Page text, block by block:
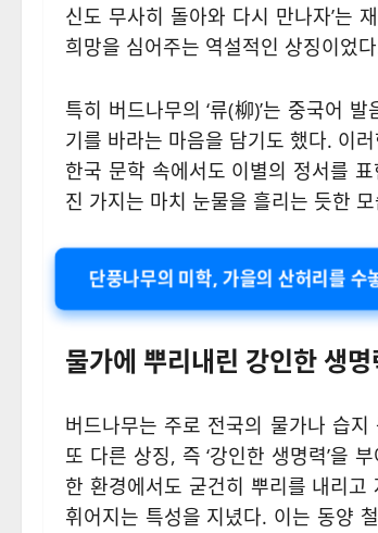
신도 무사히 돌아와 다시 만나자’는
희망을 심어주는 역설적인 상징이었
특히 버드나무의 ‘류(柳)’는 중국어
기를 바라는 마음을 담기도 했다. 이
한국 문학 속에서도 이별의 정서를
진 가지는 마치 눈물을 흘리는 듯한
단풍나무의 미학, 가을의 산허리를 수
물가에 뿌리내린 강인한 생
버드나무는 주로 전국의 물가나 습
또 다른 상징, 즉 ‘강인한 생명력’을
한 환경에서도 굳건히 뿌리를 내리
휘어지는 특성을 지녔다. 이는 동양